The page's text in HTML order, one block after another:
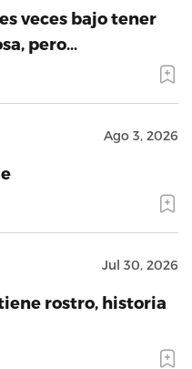
veces bajo tener
pero…
Ago 3, 2026
Jul 30, 2026
rostro, historia